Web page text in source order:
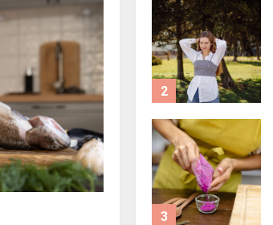
2
3